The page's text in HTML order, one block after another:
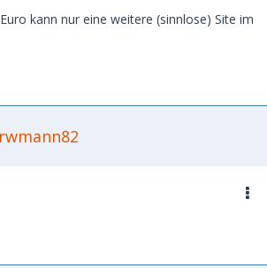
kann nur eine weitere (sinnlose) Site im